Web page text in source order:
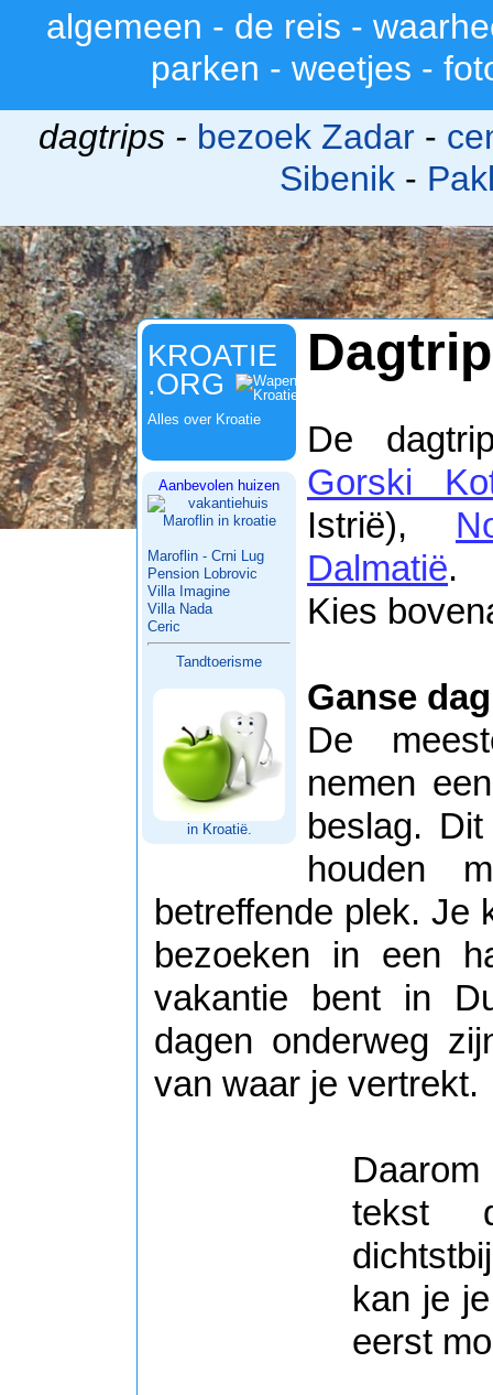
algemeen - de reis -
parken - weetjes -
dagtrips - bezoek Zadar -
Sibenik -
KROATIE
.ORG
Alles over Kroatie
Aanbevolen huizen
Maroflin - Crni Lug
Pension Lobrovic
Villa Imagine
Villa Nada
Ceric
Tandtoerisme
in Kroatië.
De
Gorski
Istrië),
Dalmatië.
Kies
Ganse
De
nemen
beslag.
houden
betreffende plek. Je
bezoeken in een
vakantie bent in
dagen onderweg
van waar je vertrekt.
tekst
kan je
eerst